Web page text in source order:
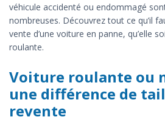
véhicule accidenté ou endommagé
nombreuses. Découvrez tout ce qu’il
vente d’une voiture en panne, qu’elle
roulante.
Voiture roulante ou
une différence de
revente